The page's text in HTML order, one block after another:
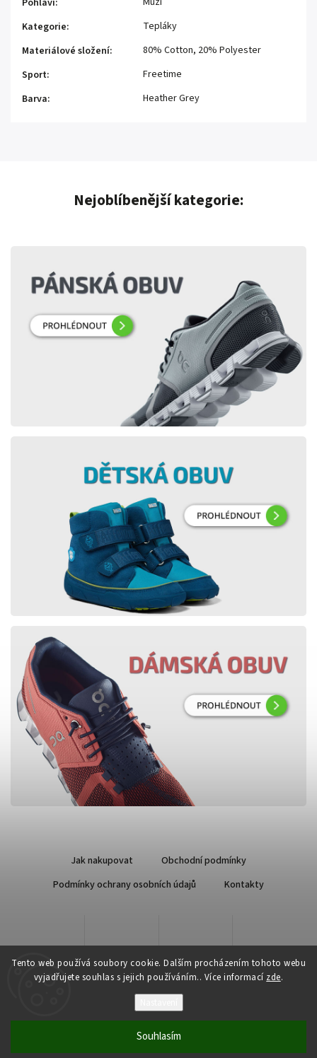
Tento web používá soubory cookie. Dalším procházením tohoto webu
vyjadřujete souhlas s jejich používáním.. Více informací zde.
Souhlasím
Pohlaví:
Kategorie:
Tepláky
Materiálové složení:
80% Cotton, 20% Polyester
Sport:
Freetime
Barva: Heather Grey
Nejoblíbenější kategorie:
Jak nakupovat
Obchodní podmínky
Podmínky ochrany osobních údajů
Kontakty
Qsport.cz. Všechna práva vyhrazena.